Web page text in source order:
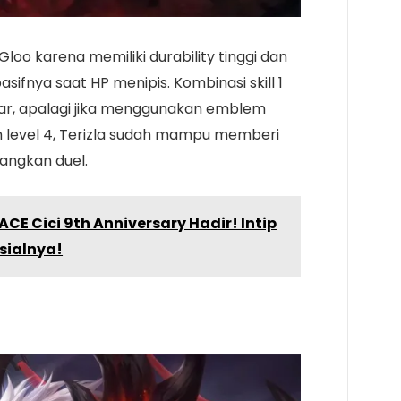
karena memiliki durability tinggi dan
saat HP menipis. Kombinasi skill 1
apalagi jika menggunakan emblem
level 4, Terizla sudah mampu memberi
duel.
Cici 9th Anniversary Hadir! Intip